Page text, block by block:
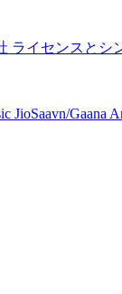
ライセンスとシ
JioSaavn/Gaana